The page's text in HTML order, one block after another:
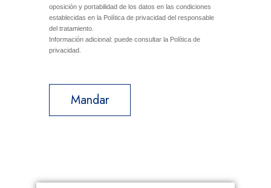
oposición y portabilidad de los datos en las condiciones
establecidas en la Política de privacidad del responsable
del tratamiento.
Información adicional: puede consultar la Política de
privacidad.
Mandar